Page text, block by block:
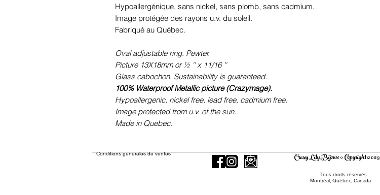
Hypoallergénique, sans nickel, sans plomb, sans cadmium.
Image protégée des rayons u.v. du soleil.
Fabriqué au Québec.
Oval adjustable ring. Pewter.
Picture 13X18mm or ½ '' x 11/16 ''
Glass cabochon. Sustainability is guaranteed.
100% Waterproof Metallic picture (Crazymage).
Hypoallergenic, nickel free, lead free, cadmium free.
Image protected from u.v. of the sun.
Made in Quebec.
Conditions générales de ventes Crazy Lily Bijoux © Copyright 2023
Tous droits réservés
Montréal, Québec, Canada